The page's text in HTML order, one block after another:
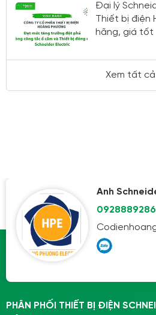
Đại lý
Thiết bị điện
hãng, giá tốt
Xem tất cả
Anh
0928889286
PHÂN PHỐI THIẾT BỊ ĐIỆN